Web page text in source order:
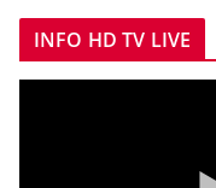
INFO HD TV LIVE